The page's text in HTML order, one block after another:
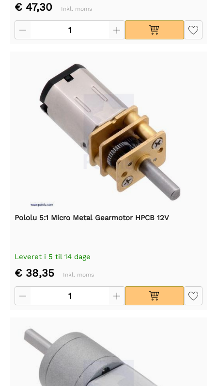
€ 47,30 Inkl. moms
Pololu 5:1 Micro Metal Gearmotor HPCB 12V
Leveret i 5 til 14 dage
€ 38,35 Inkl. moms